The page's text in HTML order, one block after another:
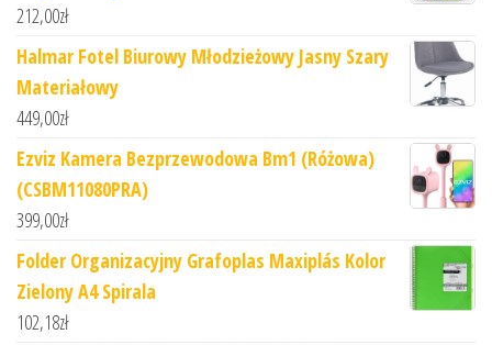
212,00zł
Halmar Fotel Biurowy Młodzieżowy Jasny Szary
Materiałowy
449,00zł
Ezviz Kamera Bezprzewodowa Bm1 (Różowa)
(CSBM11080PRA)
399,00zł
Folder Organizacyjny Grafoplas Maxiplás Kolor
Zielony A4 Spirala
102,18zł